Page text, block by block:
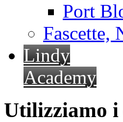
Port
Fascette,
Lindy
Academy
Utilizziamo i